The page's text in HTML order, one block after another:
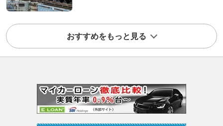
おすすめをもっと見る